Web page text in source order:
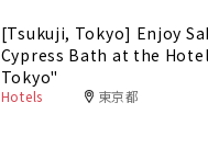
[Tsukuji, Tokyo] Enjoy
Cypress Bath at the
Tokyo"
Hotels 東京都